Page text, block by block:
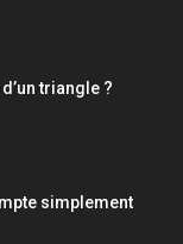
triangle ?
simplement